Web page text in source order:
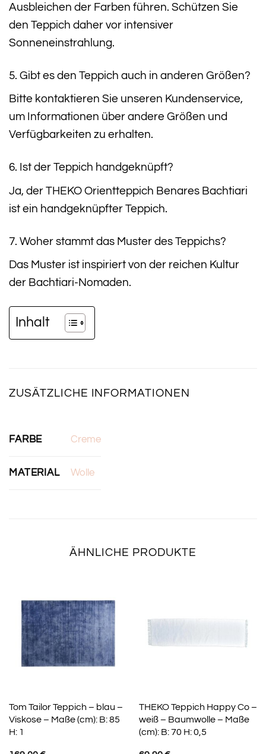
Ausbleichen der Farben führen. Schützen Sie
den Teppich daher vor intensiver
Sonneneinstrahlung.
5. Gibt es den Teppich auch in anderen Größen?
Bitte kontaktieren Sie unseren Kundenservice,
um Informationen über andere Größen und
Verfügbarkeiten zu erhalten.
6. Ist der Teppich handgeknüpft?
Ja, der THEKO Orientteppich Benares Bachtiari
ist ein handgeknüpfter Teppich.
7. Woher stammt das Muster des Teppichs?
Das Muster ist inspiriert von der reichen Kultur
der Bachtiari-Nomaden.
Inhalt
ZUSÄTZLICHE INFORMATIONEN
FARBE Creme
MATERIAL Wolle
ÄHNLICHE PRODUKTE
Tom Tailor Teppich – blau –
Viskose – Maße (cm): B: 85
H: 1
THEKO Teppich Happy Co –
weiß – Baumwolle – Maße
(cm): B: 70 H: 0,5